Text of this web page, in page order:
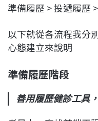
準備履歷 > 投遞履歷
以下就從各流程我分
心態建立來說明
準備履歷階段
善用履歷健診工具